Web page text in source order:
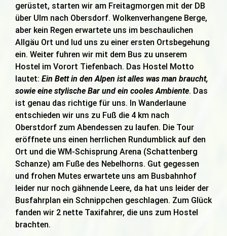
gerüstet, starten wir am Freitagmorgen mit der DB
über Ulm nach Obersdorf. Wolkenverhangene Berge,
aber kein Regen erwartete uns im beschaulichen
Allgäu Ort und lud uns zu einer ersten Ortsbegehung
ein. Weiter fuhren wir mit dem Bus zu unserem
Hostel im Vorort Tiefenbach. Das Hostel Motto
lautet: Ein Bett in den Alpen ist alles was man braucht,
sowie eine stylische Bar und ein cooles Ambiente. Das
ist genau das richtige für uns. In Wanderlaune
entschieden wir uns zu Fuß die 4 km nach
Oberstdorf zum Abendessen zu laufen. Die Tour
eröffnete uns einen herrlichen Rundumblick auf den
Ort und die WM-Schisprung Arena (Schattenberg
Schanze) am Fuße des Nebelhorns. Gut gegessen
und frohen Mutes erwartete uns am Busbahnhof
leider nur noch gähnende Leere, da hat uns leider der
Busfahrplan ein Schnippchen geschlagen. Zum Glück
fanden wir 2 nette Taxifahrer, die uns zum Hostel
brachten.